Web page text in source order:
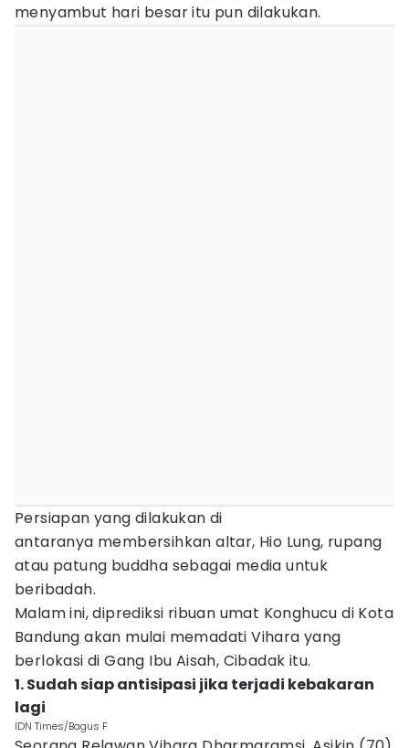
menyambut hari besar itu pun dilakukan.
Persiapan yang dilakukan di
antaranya membersihkan altar, Hio Lung, rupang
atau patung buddha sebagai media untuk
beribadah.
Malam ini, diprediksi ribuan umat Konghucu di Kota
Bandung akan mulai memadati Vihara yang
berlokasi di Gang Ibu Aisah, Cibadak itu.
1. Sudah siap antisipasi jika terjadi kebakaran
lagi
IDN Times/Bagus F